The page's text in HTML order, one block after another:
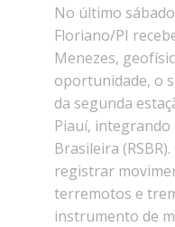
No último
Floriano/PI
Menezes,
oportunidade, o
da segunda
Piauí, integrando
Brasileira
registrar
terremotos e
instrumento de